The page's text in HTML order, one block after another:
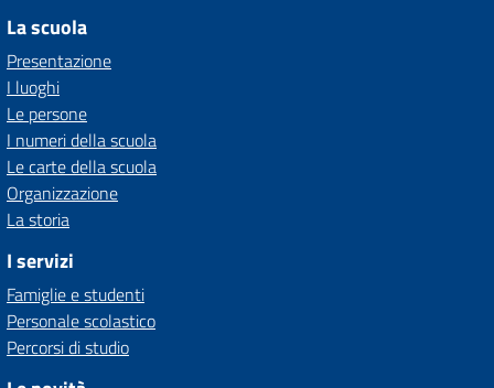
La scuola
Presentazione
I luoghi
Le persone
I numeri della scuola
Le carte della scuola
Organizzazione
La storia
I servizi
Famiglie e studenti
Personale scolastico
Percorsi di studio